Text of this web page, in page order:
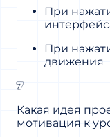
При
При
движения
7
Какая идея
мотивация к